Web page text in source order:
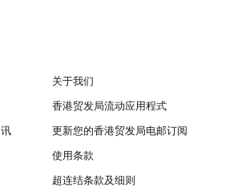
关于我们
香港贸发局流动应用程式
更新您的香港贸发局电邮订阅
使用条款
超连结条款及细则